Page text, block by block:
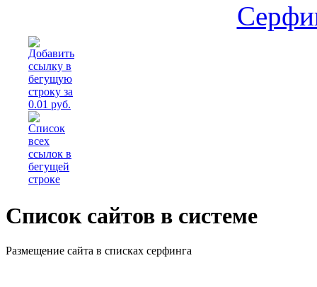
Список сайтов в системе
Размещение сайта в списках серфинга